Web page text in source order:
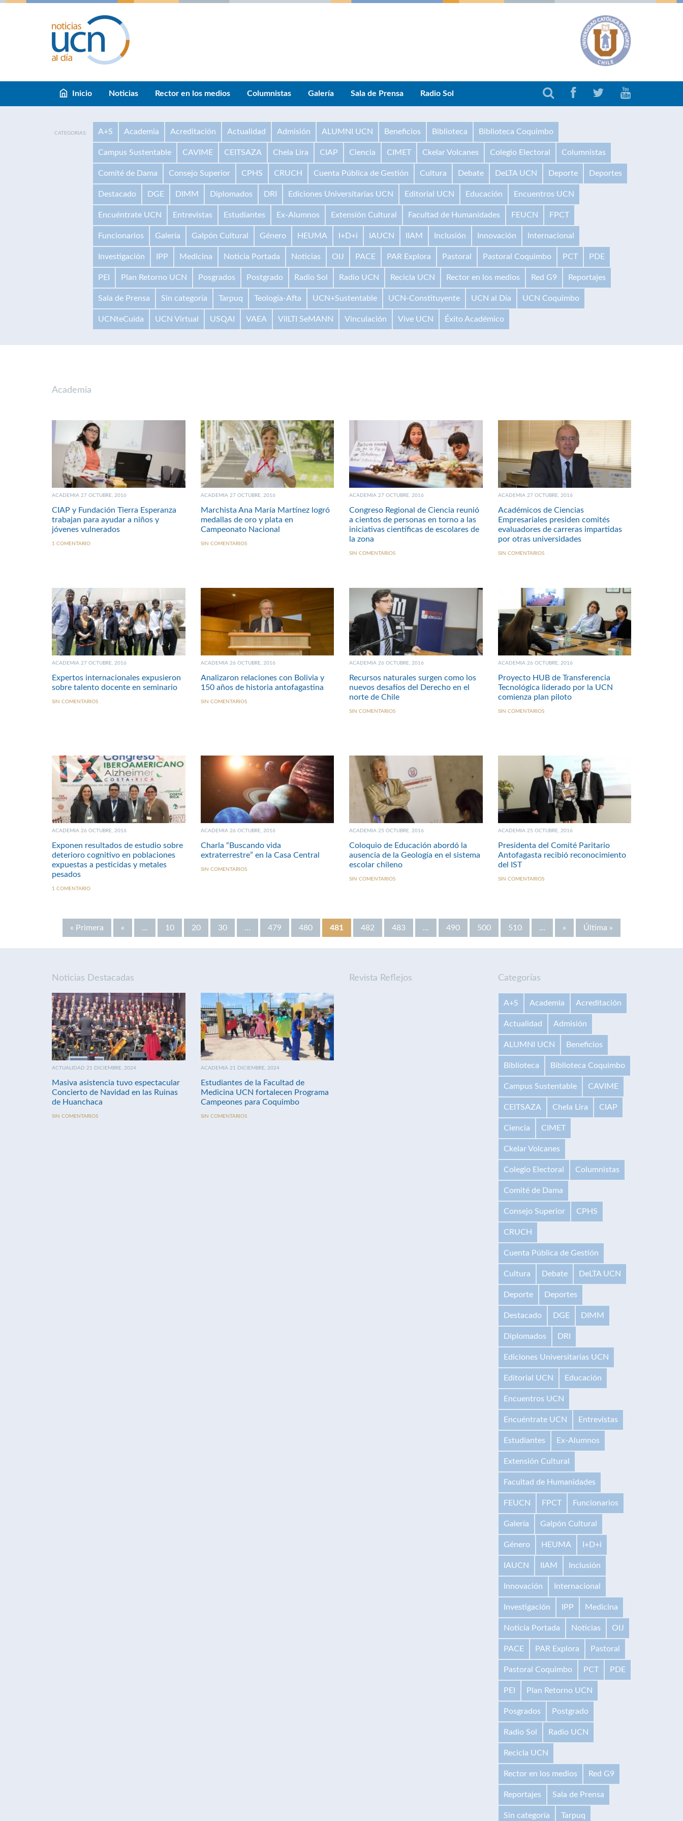
Inicio Noticias Rector en los medios Columnistas Galería Sala de Prensa Radio Sol
CATEGORIAS: A+S Academia Acreditación Actualidad Admisión ALUMNI UCN Beneficios Biblioteca Biblioteca Coquimbo
Campus Sustentable CAVIME CEITSAZA Chela Lira CIAP Ciencia CIMET Ckelar Volcanes Colegio Electoral Columnistas
Comité de Dama Consejo Superior CPHS CRUCH Cuenta Pública de Gestión Cultura Debate DeLTA UCN Deporte Deportes
Destacado DGE DIMM Diplomados DRI Ediciones Universitarias UCN Editorial UCN Educación Encuentros UCN
Encuéntrate UCN Entrevistas Estudiantes Ex-Alumnos Extensión Cultural Facultad de Humanidades FEUCN FPCT
Funcionarios Galería Galpón Cultural Género HEUMA I+D+i IAUCN IIAM Inclusión Innovación Internacional
Investigación IPP Medicina Noticia Portada Noticias OIJ PACE PAR Explora Pastoral Pastoral Coquimbo PCT PDE
PEI Plan Retorno UCN Posgrados Postgrado Radio Sol Radio UCN Recicla UCN Rector en los medios Red G9 Reportajes
Sala de Prensa Sin categoría Tarpuq Teología-Afta UCN+Sustentable UCN-Constituyente UCN al Día UCN Coquimbo
UCNteCuida UCN Virtual USQAI VAEA VilLTI SeMANN Vinculación Vive UCN Éxito Académico
Academia
ACADEMIA 27 OCTUBRE, 2016
CIAP y Fundación Tierra Esperanza
trabajan para ayudar a niños y
jóvenes vulnerados
1 COMENTARIO
ACADEMIA 27 OCTUBRE, 2016
Marchista Ana María Martínez logró
medallas de oro y plata en
Campeonato Nacional
SIN COMENTARIOS
ACADEMIA 27 OCTUBRE, 2016
Congreso Regional de Ciencia reunió
a cientos de personas en torno a las
iniciativas científicas de escolares de
la zona
SIN COMENTARIOS
ACADEMIA 27 OCTUBRE, 2016
Académicos de Ciencias
Empresariales presiden comités
evaluadores de carreras impartidas
por otras universidades
SIN COMENTARIOS
ACADEMIA 27 OCTUBRE, 2016
Expertos internacionales expusieron
sobre talento docente en seminario
SIN COMENTARIOS
ACADEMIA 26 OCTUBRE, 2016
Analizaron relaciones con Bolivia y
150 años de historia antofagastina
SIN COMENTARIOS
ACADEMIA 26 OCTUBRE, 2016
Recursos naturales surgen como los
nuevos desafíos del Derecho en el
norte de Chile
SIN COMENTARIOS
ACADEMIA 26 OCTUBRE, 2016
Proyecto HUB de Transferencia
Tecnológica liderado por la UCN
comienza plan piloto
SIN COMENTARIOS
ACADEMIA 26 OCTUBRE, 2016
Exponen resultados de estudio sobre
deterioro cognitivo en poblaciones
expuestas a pesticidas y metales
pesados
1 COMENTARIO
ACADEMIA 26 OCTUBRE, 2016
Charla “Buscando vida
extraterrestre” en la Casa Central
SIN COMENTARIOS
ACADEMIA 25 OCTUBRE, 2016
Coloquio de Educación abordó la
ausencia de la Geología en el sistema
escolar chileno
SIN COMENTARIOS
ACADEMIA 25 OCTUBRE, 2016
Presidenta del Comité Paritario
Antofagasta recibió reconocimiento
del IST
SIN COMENTARIOS
« Primera « ... 10 20 30 ... 479 480 481 482 483 ... 490 500 510 ... » Última »
Noticias Destacadas
ACTUALIDAD 21 DICIEMBRE, 2024
Masiva asistencia tuvo espectacular
Concierto de Navidad en las Ruinas
de Huanchaca
SIN COMENTARIOS
ACADEMIA 21 DICIEMBRE, 2024
Estudiantes de la Facultad de
Medicina UCN fortalecen Programa
Campeones para Coquimbo
SIN COMENTARIOS
Revista Reflejos Categorías
A+S Academia Acreditación
Actualidad Admisión
ALUMNI UCN Beneficios
Biblioteca Biblioteca Coquimbo
Campus Sustentable CAVIME
CEITSAZA Chela Lira CIAP
Ciencia CIMET
Ckelar Volcanes
Colegio Electoral Columnistas
Comité de Dama
Consejo Superior CPHS
CRUCH
Cuenta Pública de Gestión
Cultura Debate DeLTA UCN
Deporte Deportes
Destacado DGE DIMM
Diplomados DRI
Ediciones Universitarias UCN
Editorial UCN Educación
Encuentros UCN
Encuéntrate UCN Entrevistas
Estudiantes Ex-Alumnos
Extensión Cultural
Facultad de Humanidades
FEUCN FPCT Funcionarios
Galería Galpón Cultural
Género HEUMA I+D+i
IAUCN IIAM Inclusión
Innovación Internacional
Investigación IPP Medicina
Noticia Portada Noticias OIJ
PACE PAR Explora Pastoral
Pastoral Coquimbo PCT PDE
PEI Plan Retorno UCN
Posgrados Postgrado
Radio Sol Radio UCN
Recicla UCN
Rector en los medios Red G9
Reportajes Sala de Prensa
Sin categoría Tarpuq